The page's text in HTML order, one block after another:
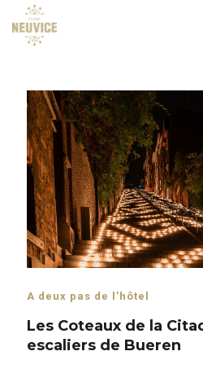
A deux pas de l’hôtel
Les Coteaux de la
escaliers de Bueren